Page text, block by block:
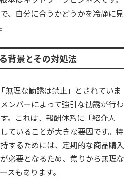
、自分に合うかどうかを冷静に見
背景とその対処法
無理な勧誘は禁止」とされていま
ンバーによって強引な勧誘が行わ
。これは、報酬体系に「紹介人
ていることが大きな要因です。特
するためには、定期的な商品購入
必要となるため、焦りから無理な
スもあります。